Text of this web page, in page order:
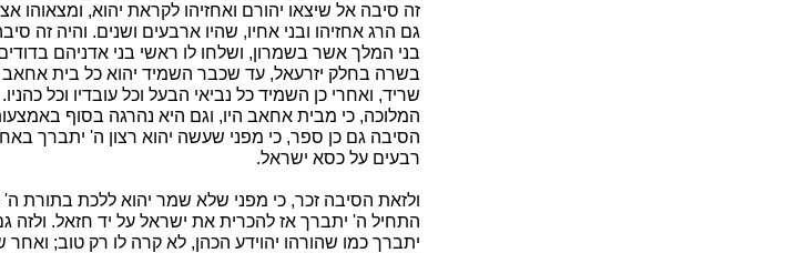
זה סיבה אל שיצאו יהורם ואחזיהו לקראת יהוא,
גם הרג אחזיהו ובני אחיו, שהיו ארבעים ושנים. והיה זה
בני המלך אשר בשמרון, ושלחו לו ראשי בני אדניהם
בשרה בחלק יזרעאל, עד שכבר השמיד יהוא כל בית אחאב וכל
שריד, ואחרי כן השמיד כל נביאי הבעל וכל עובדיו וכל
המלוכה, כי מבית אחאב היו, וגם היא נהרגה בסוף
הסיבה גם כן ספר, כי מפני שעשה יהוא רצון ה' יתברך
רבעים על כסא ישראל.
ולזאת הסיבה זכר, כי מפני שלא שמר יהוא ללכת בתורת
התחיל ה' יתברך אז להכרית את ישראל על יד חזאל.
יתברך כמו שהורהו יהוידע הכהן, לא קרה לו רק טוב;